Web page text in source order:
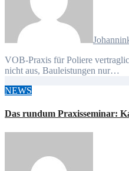
VOB-Praxis für Poliere vertragliche Grundlagen und praktische Hinweise für eine erfolgreiche Bauvertragsabwicklung Es reicht
nicht aus, Bauleistungen nur…
NEWS
Das rundum Praxisseminar: